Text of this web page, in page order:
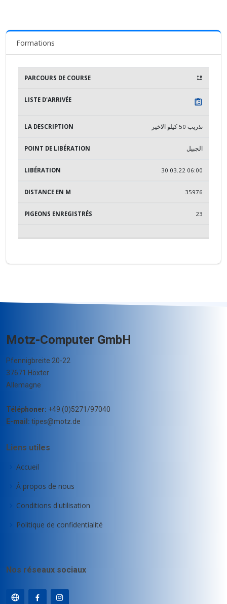
Formations
LA DESCRIPTION
تذريب 50 كيلو الاخير
الجبيل
30.03.22 06:00
35976
23
Motz-Computer GmbH
Pfennigbreite 20-22
37671 Höxter
Allemagne
Téléphoner: +49 (0)5271/97040
E-mail: tipes@motz.de
Liens utiles
Accueil
À propos de nous
Conditions d'utilisation
Politique de confidentialité
Nos réseaux sociaux